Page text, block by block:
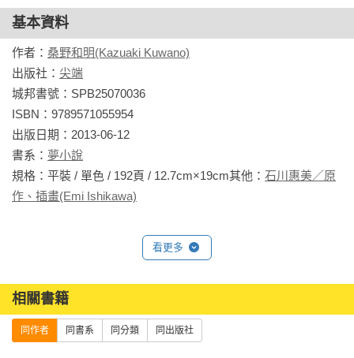
第二十節課 奇蹟的女高音
第二十一節課 摯友巧克力
第二十二節課 最後的聖誕節
第二十三節課 懸絲木偶的戀人
後記
基本資料
作者： 桑野和明(Kazuaki Kuwano)
出版社： 尖端
城邦書號：SPB25070036
ISBN：9789571055954
出版日期：2013-06-12
書系： 夢小說
規格：平裝 / 單色 / 192頁 / 12.7cm×19cm其他： 石川惠美／原
作、插畫(Emi Ishikawa)
看更多
相關書籍
同作者 同書系 同分類 同出版社